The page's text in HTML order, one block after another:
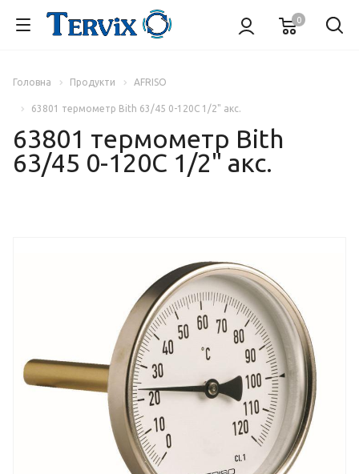
0
Головна Продукти AFRISO
63801 термометр Bith 63/45 0-120С 1/2" акс.
63801 термометр Bith
63/45 0-120С 1/2" акс.